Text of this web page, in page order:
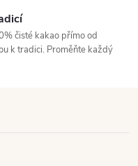
čisté kakao přímo od
k tradici. Proměňte každý